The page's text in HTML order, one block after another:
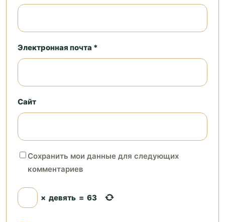
Электронная почта *
Сайт
Сохранить мои данные для следующих
комментариев
× девять = 63